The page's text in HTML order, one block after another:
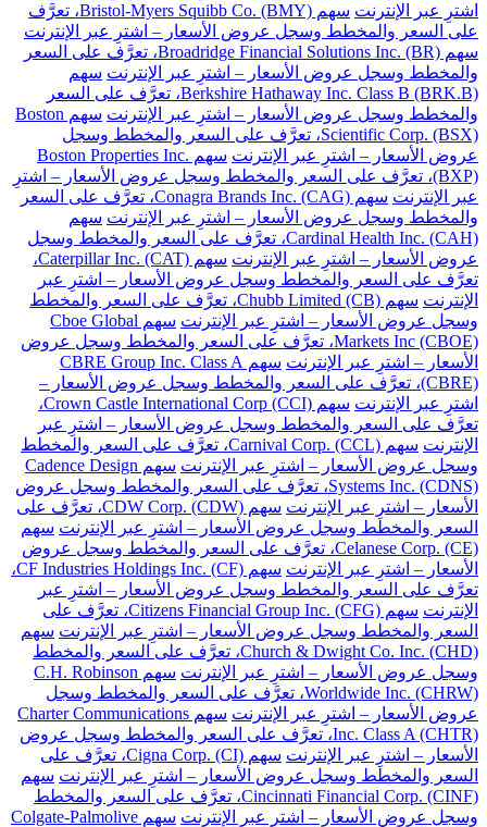
اشترِ عبر الإنترنت
سهم Bristol-Myers Squibb Co. (BMY)، تعرَّف
على السعر والمخطط وسجل عروض الأسعار – اشترِ عبر الإنترنت
سهم Broadridge Financial Solutions Inc. (BR)، تعرَّف على السعر
والمخطط وسجل عروض الأسعار – اشترِ عبر الإنترنت سهم
Berkshire Hathaway Inc. Class B (BRK.B)، تعرَّف على السعر
والمخطط وسجل عروض الأسعار – اشترِ عبر الإنترنت
سهم Boston
Scientific Corp. (BSX)، تعرَّف على السعر والمخطط وسجل
عروض الأسعار – اشترِ عبر الإنترنت
سهم Boston Properties Inc.
(BXP)، تعرَّف على السعر والمخطط وسجل عروض الأسعار – اشترِ
عبر الإنترنت
سهم Conagra Brands Inc. (CAG)، تعرَّف على السعر
والمخطط وسجل عروض الأسعار – اشترِ عبر الإنترنت سهم
Cardinal Health Inc. (CAH)، تعرَّف على السعر والمخطط وسجل
عروض الأسعار – اشترِ عبر الإنترنت
سهم Caterpillar Inc. (CAT)،
تعرَّف على السعر والمخطط وسجل عروض الأسعار – اشترِ عبر
الإنترنت
سهم Chubb Limited (CB)، تعرَّف على السعر والمخطط
وسجل عروض الأسعار – اشترِ عبر الإنترنت
سهم Cboe Global
Markets Inc (CBOE)، تعرَّف على السعر والمخطط وسجل عروض
الأسعار – اشترِ عبر الإنترنت
سهم CBRE Group Inc. Class A
(CBRE)، تعرَّف على السعر والمخطط وسجل عروض الأسعار –
اشترِ عبر الإنترنت
سهم Crown Castle International Corp (CCI)،
تعرَّف على السعر والمخطط وسجل عروض الأسعار – اشترِ عبر
الإنترنت
سهم Carnival Corp. (CCL)، تعرَّف على السعر والمخطط
وسجل عروض الأسعار – اشترِ عبر الإنترنت
سهم Cadence Design
Systems Inc. (CDNS)، تعرَّف على السعر والمخطط وسجل عروض
الأسعار – اشترِ عبر الإنترنت
سهم CDW Corp. (CDW)، تعرَّف على
السعر والمخطط وسجل عروض الأسعار – اشترِ عبر الإنترنت سهم
Celanese Corp. (CE)، تعرَّف على السعر والمخطط وسجل عروض
الأسعار – اشترِ عبر الإنترنت
سهم CF Industries Holdings Inc. (CF)،
تعرَّف على السعر والمخطط وسجل عروض الأسعار – اشترِ عبر
الإنترنت
سهم Citizens Financial Group Inc. (CFG)، تعرَّف على
السعر والمخطط وسجل عروض الأسعار – اشترِ عبر الإنترنت سهم
Church & Dwight Co. Inc. (CHD)، تعرَّف على السعر والمخطط
وسجل عروض الأسعار – اشترِ عبر الإنترنت
سهم C.H. Robinson
Worldwide Inc. (CHRW)، تعرَّف على السعر والمخطط وسجل
عروض الأسعار – اشترِ عبر الإنترنت
سهم Charter Communications
Inc. Class A (CHTR)، تعرَّف على السعر والمخطط وسجل عروض
الأسعار – اشترِ عبر الإنترنت
سهم Cigna Corp. (CI)، تعرَّف على
السعر والمخطط وسجل عروض الأسعار – اشترِ عبر الإنترنت سهم
Cincinnati Financial Corp. (CINF)، تعرَّف على السعر والمخطط
وسجل عروض الأسعار – اشترِ عبر الإنترنت
سهم Colgate-Palmolive